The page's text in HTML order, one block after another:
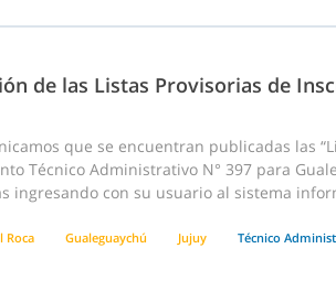
de las Listas Provisorias de
que se encuentran publicadas las
Técnico Administrativo N° 397 para
ingresando con su usuario al sistema
Roca Gualeguaychú Jujuy Técnico